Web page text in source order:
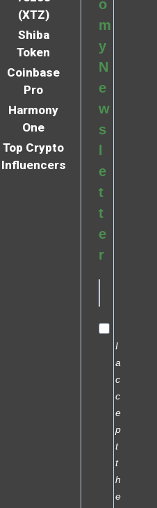
(XTZ)
Shiba
Token
Coinbase
Pro
Harmony
One
Top Crypto
Influencers
o
m
y
N
e
w
s
e
t
t
e
r
I
a
c
c
e
p
t
t
h
e